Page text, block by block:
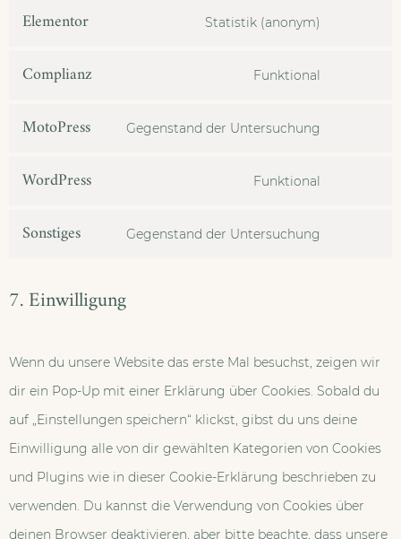
Elementor Statistik (anonym)
Complianz Funktional
MotoPress Gegenstand der Untersuchung
WordPress Funktional
Sonstiges Gegenstand der Untersuchung
7. Einwilligung
Wenn du unsere Website das erste Mal besuchst, zeigen wir
dir ein Pop-Up mit einer Erklärung über Cookies. Sobald du
auf „Einstellungen speichern“ klickst, gibst du uns deine
Einwilligung alle von dir gewählten Kategorien von Cookies
und Plugins wie in dieser Cookie-Erklärung beschrieben zu
verwenden. Du kannst die Verwendung von Cookies über
deinen Browser deaktivieren, aber bitte beachte, dass unsere